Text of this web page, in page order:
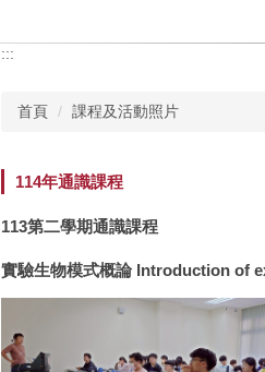
:::
首頁 課程及活動照片
114年通識課程
113第二學期通識課程
實驗生物模式概論 Introduction of